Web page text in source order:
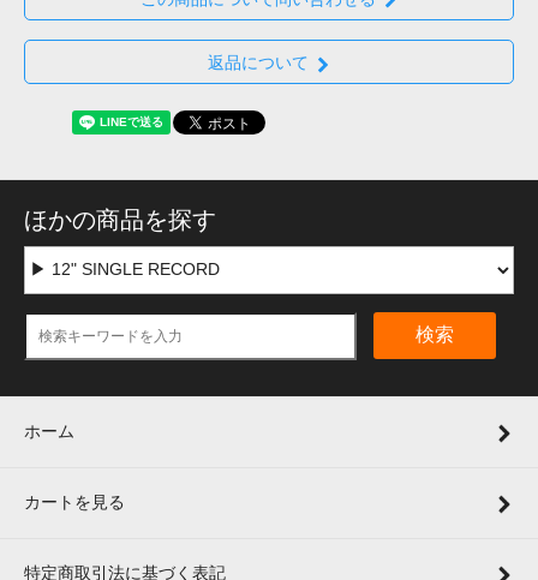
返品について
ほかの商品を探す
検索
ホーム
カートを見る
特定商取引法に基づく表記